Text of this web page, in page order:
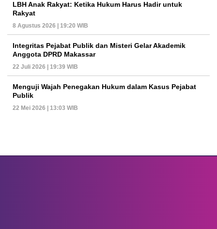
LBH Anak Rakyat: Ketika Hukum Harus Hadir untuk
Rakyat
8 Agustus 2026 | 19:20 WIB
Integritas Pejabat Publik dan Misteri Gelar Akademik
Anggota DPRD Makassar
22 Juli 2026 | 19:39 WIB
Menguji Wajah Penegakan Hukum dalam Kasus Pejabat
Publik
22 Mei 2026 | 13:03 WIB